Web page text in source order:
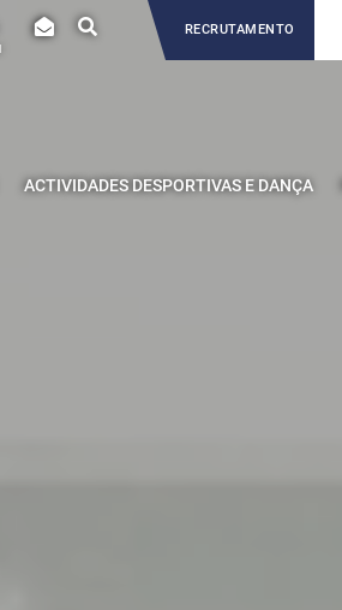
RECRUTAMENTO
ACTIVIDADES DESPORTIVAS E DANÇA